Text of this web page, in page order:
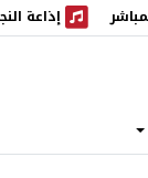
إذاعة
إذاعة النجاح